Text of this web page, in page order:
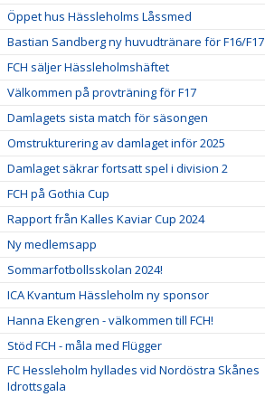
Öppet hus Hässleholms Låssmed
Bastian Sandberg ny huvudtränare för F16/F17
FCH säljer Hässleholmshäftet
Välkommen på provträning för F17
Damlagets sista match för säsongen
Omstrukturering av damlaget inför 2025
Damlaget säkrar fortsatt spel i division 2
FCH på Gothia Cup
Rapport från Kalles Kaviar Cup 2024
Ny medlemsapp
Sommarfotbollsskolan 2024!
ICA Kvantum Hässleholm ny sponsor
Hanna Ekengren - välkommen till FCH!
Stöd FCH - måla med Flügger
FC Hessleholm hyllades vid Nordöstra Skånes
Idrottsgala